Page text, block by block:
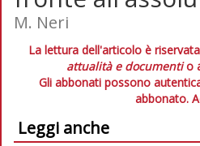
M. Neri
La lettura dell'articolo è
attualità e documentio
Gli abbonati possono
abbonato.
Leggi anche